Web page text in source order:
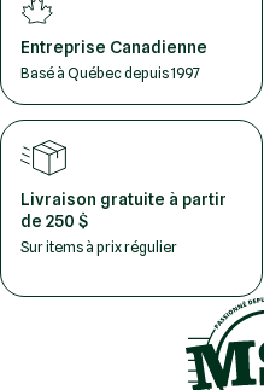
Entreprise Canadienne
Basé à Québec depuis 1997
Livraison gratuite à partir
de 250 $
Sur items à prix régulier